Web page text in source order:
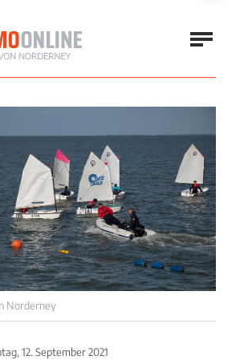
Norderney
12. September 2021